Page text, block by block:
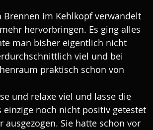
im Kehlkopf verwandelt
hervorbringen. Es ging alles
man bisher eigentlich nicht
viel und bei
praktisch schon von
und relaxe viel und lasse die
einzige noch nicht positiv getestet
Sie hatte schon vor